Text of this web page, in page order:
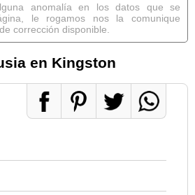
anomalía en los datos que se
le rogamos nos la comunique
corrección disponible.
en Kingston